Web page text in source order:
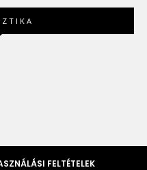
FELTÉTELEK